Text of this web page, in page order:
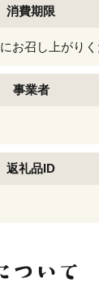
消費期限
お召し上がりく
事業者
返礼品ID